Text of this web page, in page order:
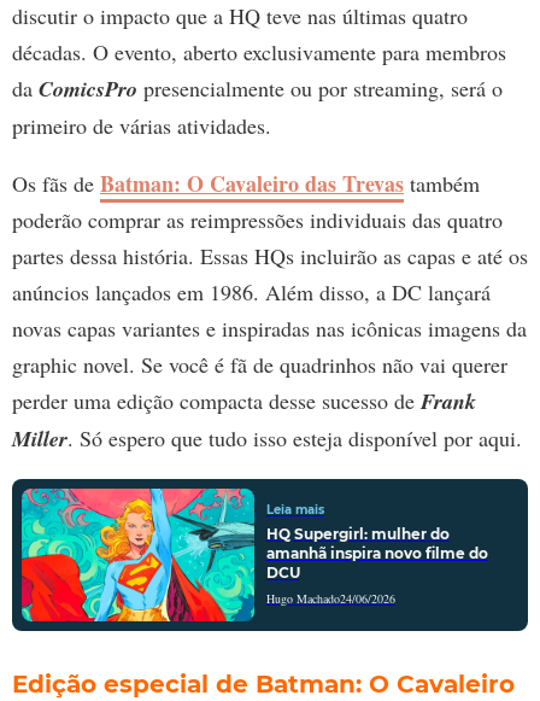
discutir o impacto que a HQ teve nas últimas quatro
décadas. O evento, aberto exclusivamente para membros
da ComicsPro presencialmente ou por streaming, será o
primeiro de várias atividades.
Os fãs de Batman: O Cavaleiro das Trevas também
poderão comprar as reimpressões individuais das quatro
partes dessa história. Essas HQs incluirão as capas e até os
anúncios lançados em 1986. Além disso, a DC lançará
novas capas variantes e inspiradas nas icônicas imagens da
graphic novel. Se você é fã de quadrinhos não vai querer
perder uma edição compacta desse sucesso de Frank
Miller. Só espero que tudo isso esteja disponível por aqui.
Leia mais
HQ Supergirl: mulher do
amanhã inspira novo filme do
DCU
Hugo Machado24/06/2026
Edição especial de Batman: O Cavaleiro